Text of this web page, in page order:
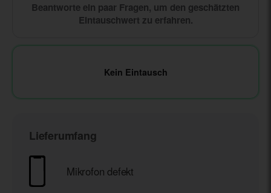
Beantworte ein paar Fragen, um den geschätzten
Eintauschwert zu erfahren.
Kein Eintausch
Lieferumfang
Mikrofon defekt